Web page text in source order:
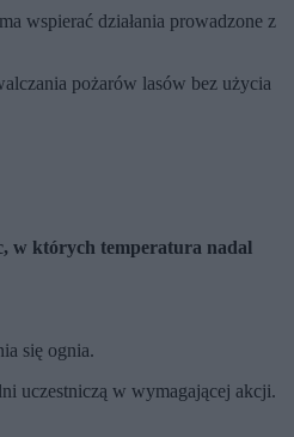
wspierać działania prowadzone z
pożarów lasów bez użycia
w których temperatura nadal
się ognia.
uczestniczą w wymagającej akcji.